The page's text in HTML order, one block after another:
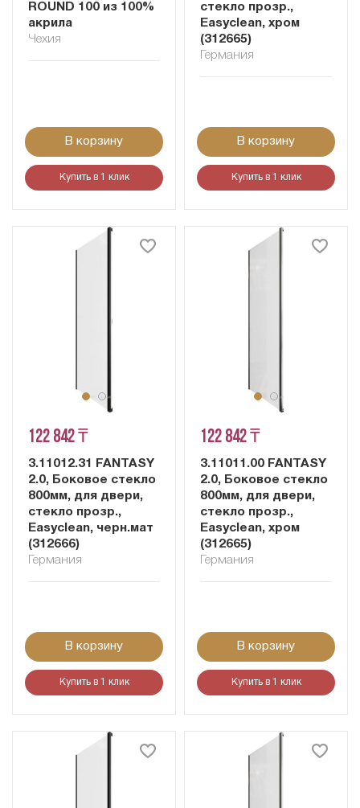
ROUND 100 из 100%
акрила
Чехия
В корзину
Купить в 1 клик
стекло прозр.,
Easyclean, хром
(312665)
Германия
В корзину
Купить в 1 клик
122 842 ₸
3.11012.31 FANTASY
2.0, Боковое стекло
800мм, для двери,
стекло прозр.,
Easyclean, черн.мат
(312666)
Германия
В корзину
Купить в 1 клик
122 842 ₸
3.11011.00 FANTASY
2.0, Боковое стекло
800мм, для двери,
стекло прозр.,
Easyclean, хром
(312665)
Германия
В корзину
Купить в 1 клик